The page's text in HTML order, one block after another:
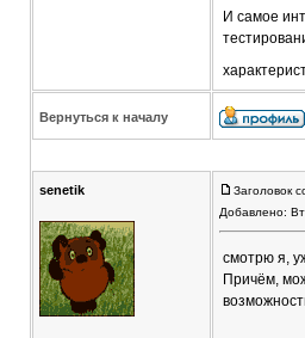
И самое
Вернуться к началу
senetik
Заголовок
Добавлено:
смотрю я,
Причём,